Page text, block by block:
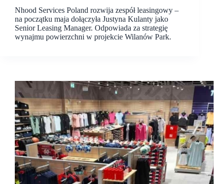
Nhood Services Poland rozwija zespół leasingowy –
na początku maja dołączyła Justyna Kulanty jako
Senior Leasing Manager. Odpowiada za strategię
wynajmu powierzchni w projekcie Wilanów Park.